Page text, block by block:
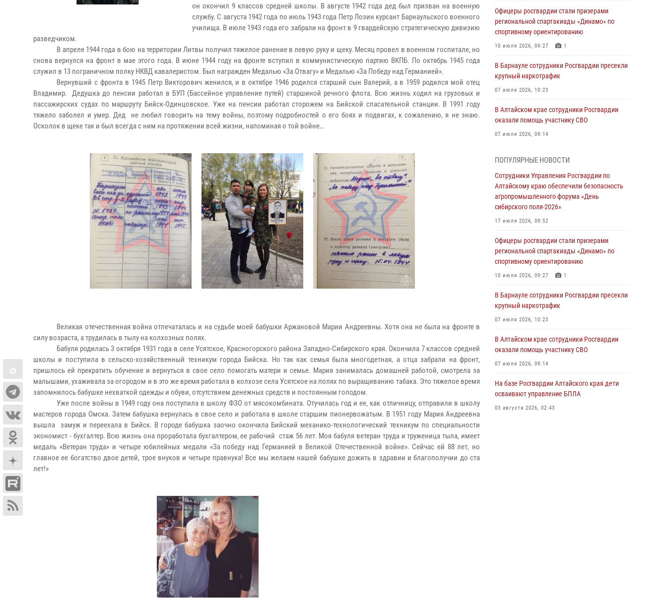
он окончил 9 классов средней школы. В августе 1942 года дед был призван на военную
службу. С августа 1942 года по июль 1943 года Петр Лозин курсант Барнаульского военного
училища. В июле 1943 года его забрали на фронт в 9 гвардейскую стратегическую дивизию
разведчиком.
В апреле 1944 года в бою на территории Литвы получил тяжелое ранение в левую руку и щеку. Месяц провел в военном госпитале, но
снова вернулся на фронт в мае этого года. В июне 1944 году на фронте вступил в коммунистическую партию ВКПБ. По октябрь 1945 года
служил в 13 пограничном полку НКВД кавалеристом. Был награжден Медалью «За Отвагу» и Медалью «За Победу над Германией».
Вернувший с фронта в 1945 Петр Викторович женился, и в октябре 1946 родился старший сын Валерий, а в 1959 родился мой отец
Владимир. Дедушка до пенсии работал в БУП (Бассейное управление путей) старшиной речного флота. Всю жизнь ходил на грузовых и
пассажирских судах по маршруту Бийск-Одинцовское. Уже на пенсии работал сторожем на Бийской спасательной станции. В 1991 году
тяжело заболел и умер. Дед не любил говорить на тему войны, поэтому подробностей о его боях и подвигах, к сожалению, я не знаю.
Осколок в щеке так и был всегда с ним на протяжении всей жизни, напоминая о той войне…
Великая отечественная война отпечаталась и на судьбе моей бабушки Аржановой Марии Андреевны. Хотя она не была на фронте в
силу возраста, а трудилась в тылу на колхозных полях.
Бабуля родилась 3 октября 1931 года в селе Усятское, Красногорского района Западно-Сибирского края. Окончила 7 классов средней
школы и поступила в сельско-хозяйственный техникум города Бийска. Но так как семья была многодетная, а отца забрали на фронт,
пришлось ей прекратить обучение и вернуться в свое село помогать матери и семье. Мария занималась домашней работой, смотрела за
малышами, ухаживала за огородом и в это же время работала в колхозе села Усятское на полях по выращиванию табака. Это тяжелое время
запомнилось бабушке нехваткой одежды и обуви, отсутствием денежных средств и постоянным голодом.
Уже после войны в 1949 году она поступила в школу ФЗО от мясокомбината. Отучилась год и ее, как отличницу, отправили в школу
мастеров города Омска. Затем бабушка вернулась в свое село и работала в школе старшим пионервожатым. В 1951 году Мария Андреевна
вышла замуж и переехала в Бийск. В городе бабушка заочно окончила Бийский механико-технологический техникум по специальности
экономист - бухгалтер. Всю жизнь она проработала бухгалтером, ее рабочий стаж 56 лет. Моя бабуля ветеран труда и труженица тыла, имеет
медаль «Ветеран труда» и четыре юбилейных медали «За победу над Германией в Великой Отечественной войне». Сейчас ей 88 лет, но
главное ее богатство двое детей, трое внуков и четыре правнука! Все мы желаем нашей бабушке дожить в здравии и благополучии до ста
лет!»
Офицеры росгвардии стали призерами
региональной спартакиады «Динамо» по
спортивному ориентированию
10 июля 2026, 09:27 1
В Барнауле сотрудники Росгвардии пресекли
крупный наркотрафик
07 июля 2026, 10:23
В Алтайском крае сотрудники Росгвардии
оказали помощь участнику СВО
07 июля 2026, 09:14
бойцы ОМОН «Алтай» провели военно-
патриотическое мероприятие для детей в
лагере «Звёздный»
05 июля 2026, 11:13
Росгвардия Алтайского края приняла участие
храбрости»
04 июля 2026, 11:09
Сотрудники Росгвардии провели встречу с
«Каникулы с Росгвардией»
03 июля 2026, 04:03
провело для детей экскурсию на теплоходе в
рамках акции «Каникулы с Росгвардией»
02 июля 2026, 00:55
В краевом управлении вневедомственной
охраны Росгвардии по Алтайскому краю
ПОПУЛЯРНЫЕ НОВОСТИ
Сотрудники Управления Росгвардии по
Алтайскому краю обеспечили безопасность
агропромышленного форума «День
сибирского поля-2026»
17 июля 2026, 09:52
Офицеры росгвардии стали призерами
региональной спартакиады «Динамо» по
спортивному ориентированию
10 июля 2026, 09:27 1
В Барнауле сотрудники Росгвардии пресекли
крупный наркотрафик
07 июля 2026, 10:23
В Алтайском крае сотрудники Росгвардии
оказали помощь участнику СВО
07 июля 2026, 09:14
На базе Росгвардии Алтайского края дети
осваивают управление БПЛА
03 августа 2026, 02:43